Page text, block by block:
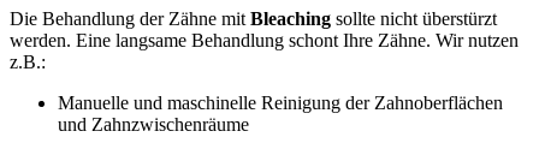
Die Behandlung der Zähne mit Bleaching sollte nicht überstürzt
werden. Eine langsame Behandlung schont Ihre Zähne. Wir nutzen
z.B.:
Manuelle und maschinelle Reinigung der Zahnoberflächen
und Zahnzwischenräume